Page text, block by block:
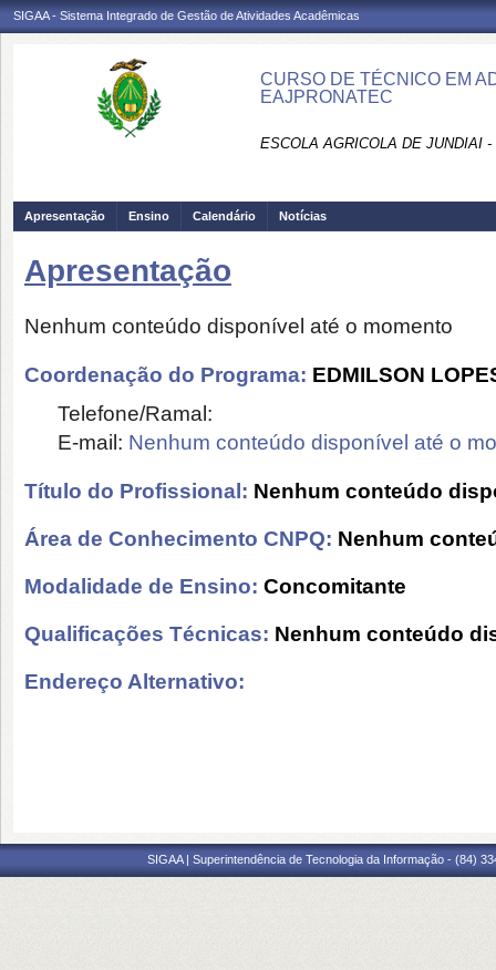
SIGAA - Sistema Integrado de Gestão de Atividades Acadêmicas
CURSO DE TÉCNICO EM
EAJPRONATEC
ESCOLA AGRICOLA DE JUNDIAI
Apresentação Ensino Calendário Notícias
Apresentação
Nenhum conteúdo disponível até o momento
Coordenação do Programa: EDMILSON
Telefone/Ramal:
E-mail: Nenhum conteúdo disponível até o
Título do Profissional: Nenhum conteúdo
Área de Conhecimento CNPQ: Nenhum
Modalidade de Ensino: Concomitante
Qualificações Técnicas: Nenhum conteúdo
Endereço Alternativo:
SIGAA | Superintendência de Tecnologia da Informação - (84)